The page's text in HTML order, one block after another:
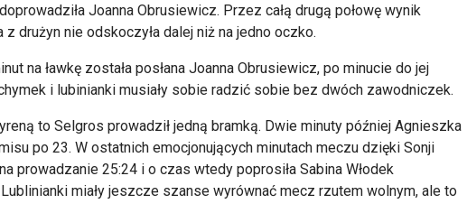
Joanna Obrusiewicz. Przez całą drugą połowę wynik
z drużyn nie odskoczyła dalej niż na jedno oczko.
na ławkę została posłana Joanna Obrusiewicz, po minucie do jej
i lubinianki musiały sobie radzić sobie bez dwóch zawodniczek.
to Selgros prowadził jedną bramką. Dwie minuty później Agnieszka
po 23. W ostatnich emocjonujących minutach meczu dzięki Sonji
prowadzanie 25:24 i o czas wtedy poprosiła Sabina Włodek
miały jeszcze szanse wyrównać mecz rzutem wolnym, ale to